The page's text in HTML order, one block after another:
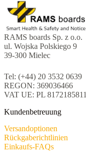
RAMS boards Sp. z o.o.
ul. Wojska Polskiego 9
39-300 Mielec
Tel: (+44) 20 3532 0639
REGON: 369036466
VAT UE: PL 8172185811
Kundenbetreuung
Versandoptionen
Rückgaberichtlinien
Einkaufs-FAQs